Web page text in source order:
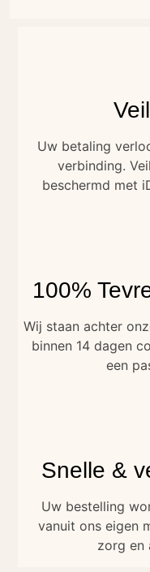
Uw betaling
verbinding.
beschermd met
100%
Wij staan achter
binnen 14 dagen
een
Snelle &
Uw bestelling
vanuit ons eigen
zorg en